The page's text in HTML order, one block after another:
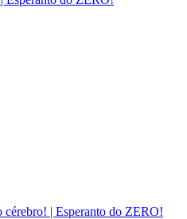
cérebro! | Esperanto do ZERO!